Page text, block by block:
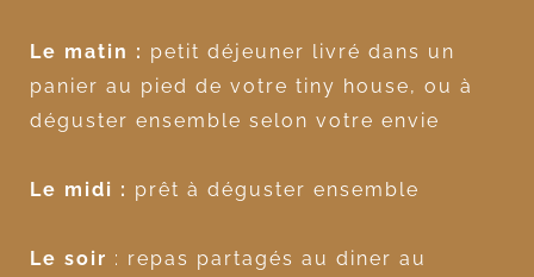
Le matin : petit déjeuner livré dans un
panier au pied de votre tiny house, ou à
déguster ensemble selon votre envie
Le midi : prêt à déguster ensemble
Le soir : repas partagés au diner au